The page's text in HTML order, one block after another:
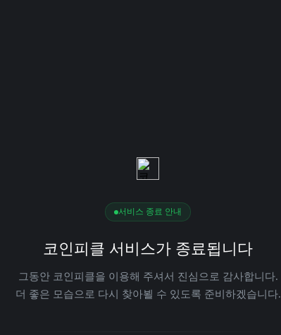
서비스 종료 안내
코인피클 서비스가 종료됩니다
그동안 코인피클을 이용해 주셔서 진심으로 감사합니다.
더 좋은 모습으로 다시 찾아뵐 수 있도록 준비하겠습니다.